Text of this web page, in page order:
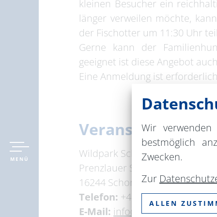
MENÜ
kleinen Besucher ein
länger verweilen möchte,
der Fischotter um 11:30 Uhr
Gerne kann der
geeignet ist diese Angebot
Eine Anmeldung ist
Wildpark Schorfheide
Prenzlauer Straße 16
16244 Schorfheide
Telefon: +49 33393 65855
E-Mail: info@wildpark-
Wir
bestmöglich
Zwecken.
Zur
ALLEN